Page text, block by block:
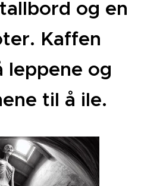
og en
Kaffen
leppene og
til å ile.